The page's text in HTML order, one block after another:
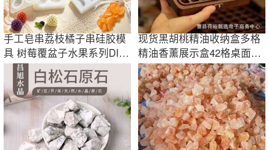
手工皂串荔枝橘子串硅胶模
具 树莓覆盆子水果系列DIY
精油皂模具
现货黑胡桃精油收纳盒多格
精油香薰展示盒42格桌面整
理盒多特瑞盒